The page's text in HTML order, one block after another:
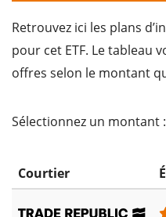
Retrouvez ici les plans
pour cet ETF. Le tableau
offres selon le montant
Sélectionnez un montant :
Courtier